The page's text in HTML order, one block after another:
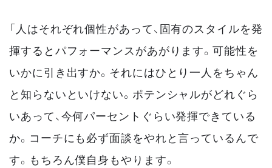
「人はそれぞれ個性があって、固有のスタイルを発
揮するとパフォーマンスがあがります。可能性を
いかに引き出すか。それにはひとり一人をちゃん
と知らないといけない。ポテンシャルがどれぐら
いあって、今何パーセントぐらい発揮できている
か。コーチにも必ず面談をやれと言っているんで
す。もちろん僕自身もやります。